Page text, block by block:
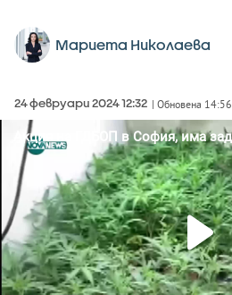
Мариета Николаева
24 февруари 2024 12:32 | Обновена 14:56